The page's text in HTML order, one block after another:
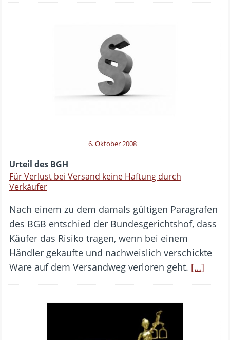
6. Oktober 2008
Urteil des BGH
Für Verlust bei Versand keine Haftung durch
Verkäufer
Nach einem zu dem damals gültigen Paragrafen
des BGB entschied der Bundesgerichtshof, dass
Käufer das Risiko tragen, wenn bei einem
Händler gekaufte und nachweislich verschickte
Ware auf dem Versandweg verloren geht. […]